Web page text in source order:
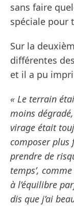
sans faire
spéciale pour
Sur la
différentes
et il a pu
« Le terrain
moins
virage était
composer plus
prendre de
temps’,
à l’équilibre
dis que j’ai